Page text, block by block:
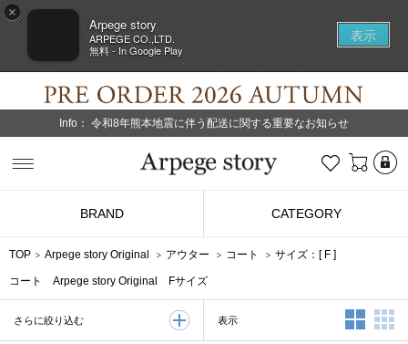
×
Arpege story
ARPEGE CO.,LTD.
無料 - In Google Play
表示
Info： 令和8年熊本地震に伴う配送に関する重要なお知らせ
お気に入り
BRAND CATEGORY
TOP Arpege story Original アウター コート サイズ：[ F ]
コート Arpege story Original Fサイズ
さらに絞り込む 表示 2列表示